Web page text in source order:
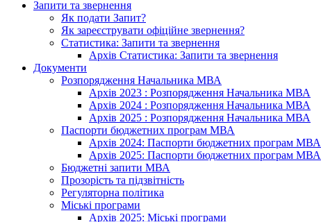
Запити та звернення
Як подати Запит?
Як зареєструвати офіційне звернення?
Статистика: Запити та звернення
Архів Статистика: Запити та звернення
Документи
Розпорядження Начальника МВА
Архів 2023 : Розпорядження Начальника МВА
Архів 2024 : Розпорядження Начальника МВА
Архів 2025 : Розпорядження Начальника МВА
Паспорти бюджетних програм МВА
Архів 2024: Паспорти бюджетних програм МВА
Архів 2025: Паспорти бюджетних програм МВА
Бюджетні запити МВА
Прозорість та підзвітність
Регуляторна політика
Міські програми
Архів 2025: Міські програми